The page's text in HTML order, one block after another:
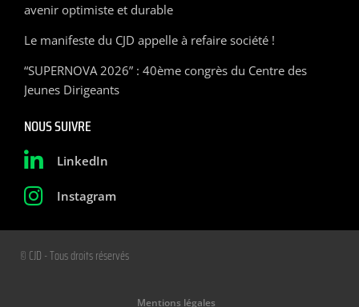
avenir optimiste et durable
Le manifeste du CJD appelle à refaire société !
“SUPERNOVA 2026” : 40ème congrès du Centre des
Jeunes Dirigeants
NOUS SUIVRE
LinkedIn
Instagram
© CJD - Tous droits réservés
Mentions légales